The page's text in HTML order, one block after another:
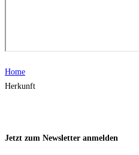
Home
Herkunft
Jetzt zum Newsletter anmelden